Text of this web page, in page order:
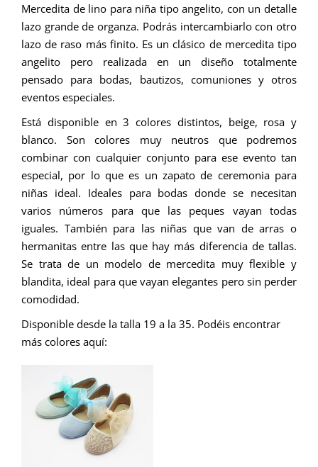
Mercedita de lino para niña tipo angelito, con un detalle
lazo grande de organza. Podrás intercambiarlo con otro
lazo de raso más finito. Es un clásico de mercedita tipo
angelito pero realizada en un diseño totalmente
pensado para bodas, bautizos, comuniones y otros
eventos especiales.
Está disponible en 3 colores distintos, beige, rosa y
blanco. Son colores muy neutros que podremos
combinar con cualquier conjunto para ese evento tan
especial, por lo que es un zapato de ceremonia para
niñas ideal. Ideales para bodas donde se necesitan
varios números para que las peques vayan todas
iguales. También para las niñas que van de arras o
hermanitas entre las que hay más diferencia de tallas.
Se trata de un modelo de mercedita muy flexible y
blandita, ideal para que vayan elegantes pero sin perder
comodidad.
Disponible desde la talla 19 a la 35. Podéis encontrar
más colores aquí: